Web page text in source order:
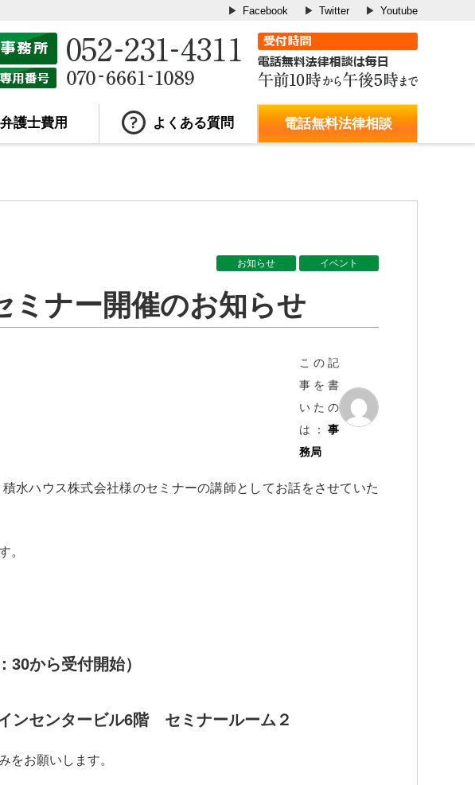
Facebook Twitter Youtube
弁護士費用 よくある質問 電話無料法律相談
お知らせ イベント
ミナー開催のお知らせ
この記
事を書
いたの
は： 事
務局
水ハウス株式会社様のセミナーの講師としてお話をさせていた
。
から受付開始）
ンセンタービル6階 セミナールーム２
をお願いします。